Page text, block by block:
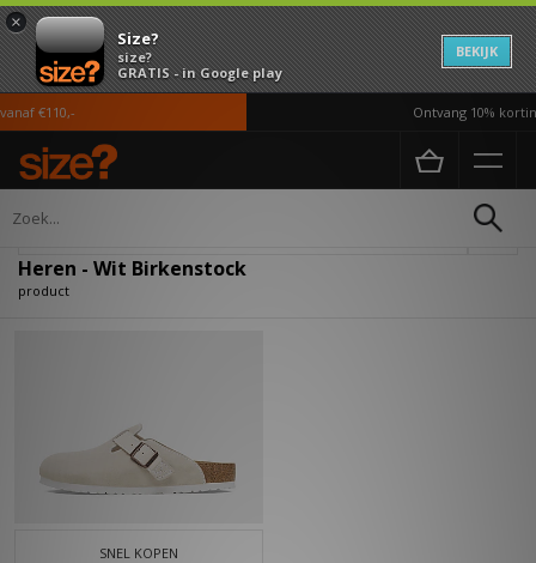
×
Size?
size?
GRATIS - in Google play
BEKIJK
€110,- Ontvang 10%
Home Heren
Heren - Wit Birkenstock
product
SNEL KOPEN